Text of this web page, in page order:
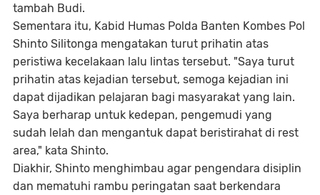
tambah Budi.
Sementara itu, Kabid Humas Polda Banten Kombes Pol
Shinto Silitonga mengatakan turut prihatin atas
peristiwa kecelakaan lalu lintas tersebut. "Saya turut
prihatin atas kejadian tersebut, semoga kejadian ini
dapat dijadikan pelajaran bagi masyarakat yang lain.
Saya berharap untuk kedepan, pengemudi yang
sudah lelah dan mengantuk dapat beristirahat di rest
area," kata Shinto.
Diakhir, Shinto menghimbau agar pengendara disiplin
dan mematuhi rambu peringatan saat berkendara